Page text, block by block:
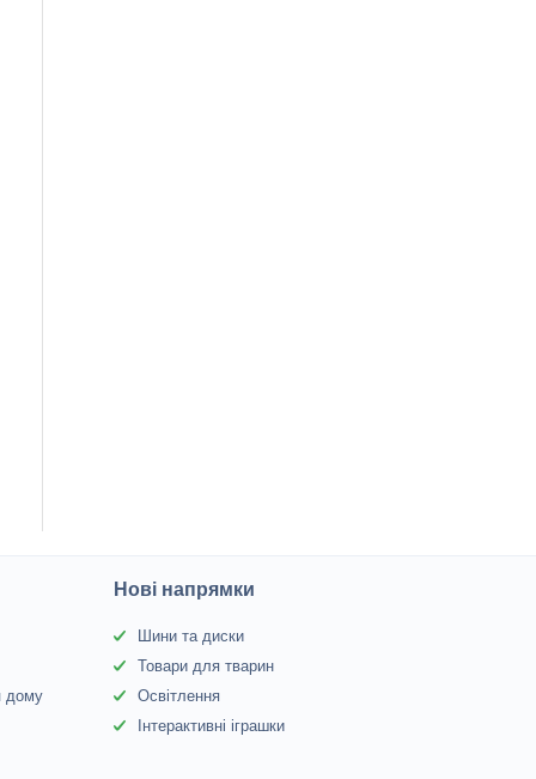
дому
Нові напрямки
Шини та диски
Товари для тварин
Освітлення
Інтерактивні іграшки